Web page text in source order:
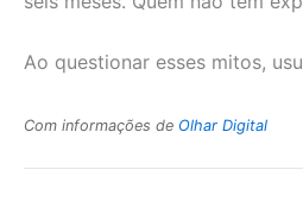
Ao questionar esses mitos,
Com informações de Olhar Digital